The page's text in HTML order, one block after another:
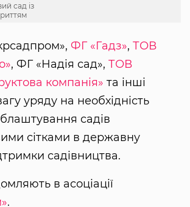
сад із
ФГ «Гадз», ТОВ
, ФГ «Надія сад», ТОВ
компанія» та інші
уряду на необхідність
садів
сітками в державну
садівництва.
в асоціації
.